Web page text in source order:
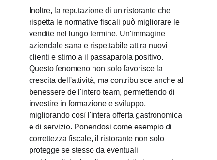
Inoltre, la reputazione di un ristorante che
rispetta le normative fiscali può migliorare le
vendite nel lungo termine. Un'immagine
aziendale sana e rispettabile attira nuovi
clienti e stimola il passaparola positivo.
Questo fenomeno non solo favorisce la
crescita dell'attività, ma contribuisce anche al
benessere dell'intero team, permettendo di
investire in formazione e sviluppo,
migliorando così l'intera offerta gastronomica
e di servizio. Ponendosi come esempio di
correttezza fiscale, il ristorante non solo
protegge se stesso da eventuali